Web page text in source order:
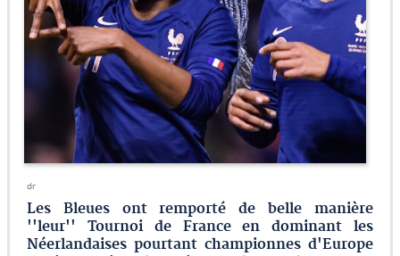
dr
Les Bleues ont remporté de belle manière
''leur'' Tournoi de France en dominant les
Néerlandaises pourtant championnes d'Europe